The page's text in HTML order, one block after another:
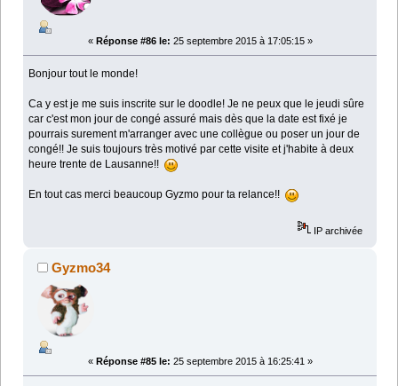
« Réponse #86 le: 25 septembre 2015 à 17:05:15 »
Bonjour tout le monde!
Ca y est je me suis inscrite sur le doodle! Je ne peux que le jeudi sûre
car c'est mon jour de congé assuré mais dès que la date est fixé je
pourrais surement m'arranger avec une collègue ou poser un jour de
congé!! Je suis toujours très motivé par cette visite et j'habite à deux
heure trente de Lausanne!!
En tout cas merci beaucoup Gyzmo pour ta relance!!
IP archivée
Gyzmo34
« Réponse #85 le: 25 septembre 2015 à 16:25:41 »